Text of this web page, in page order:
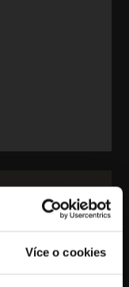
Více o cookies